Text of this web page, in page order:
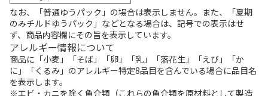
なお、「普通ゆうパック」の場合は表示しません。また、「夏期
のみチルドゆうパック」などとなる場合は、記号での表示はせ
ず、商品内容欄にその旨を表示しています。
アレルギー情報について
商品に「小麦」「そば」「卵」「乳」「落花生」「えび」「か
に」「くるみ」のアレルギー特定8品目を含んでいる場合に品目名
を表示します。
※エビ・カニを除く魚介類（これらの魚介類を原材料として製造